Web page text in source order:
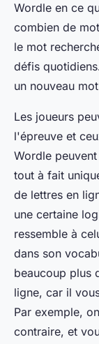
Wordle en ce
combien de
le mot
défis
un nouveau
Les joueurs
l'épreuve et
Wordle
tout à fait
de lettres en
une certaine
ressemble à
dans son
beaucoup plus
ligne, car il
Par exemple,
contraire, et